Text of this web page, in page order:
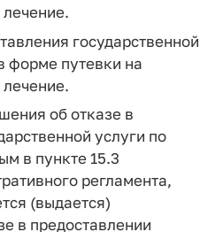
государственной
форме путевки на
об отказе в
услуги по
в пункте 15.3
регламента,
(выдается)
в предоставлении